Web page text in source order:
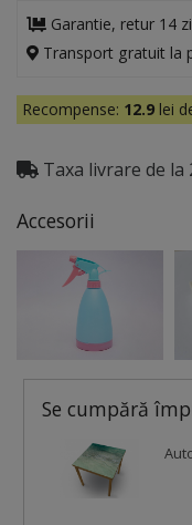
Garantie, retur 14
Transport gratuit la
Recompense: 12.9 lei
Taxa livrare de la
Accesorii
Se cumpără